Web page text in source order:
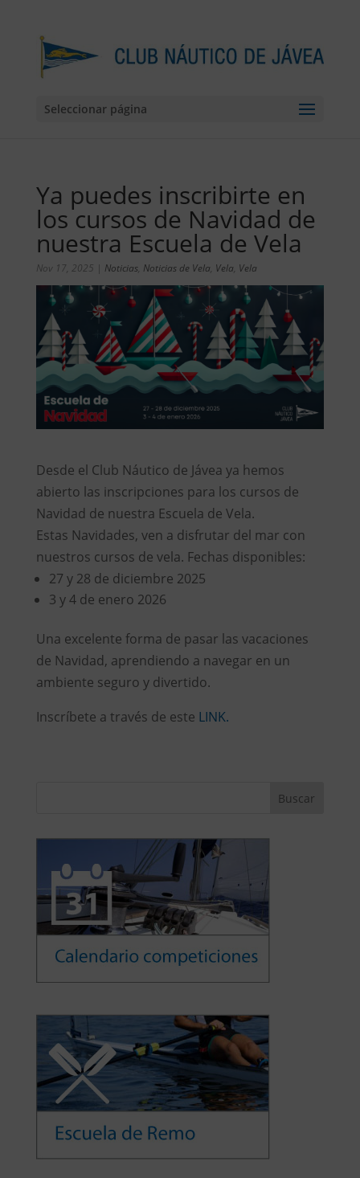
Seleccionar página
Ya puedes inscribirte en
los cursos de Navidad de
nuestra Escuela de Vela
Nov 17, 2025 | Noticias, Noticias de Vela Vela Vela
Desde el Club Náutico de Jávea ya hemos
abierto las inscripciones para los cursos de
Navidad de nuestra Escuela de Vela.
Estas Navidades, ven a disfrutar del mar con
nuestros cursos de vela. Fechas disponibles:
27 y 28 de diciembre 2025
3 y 4 de enero 2026
Una excelente forma de pasar las vacaciones
de Navidad, aprendiendo a navegar en un
ambiente seguro y divertido.
Inscríbete a través de este LINK.